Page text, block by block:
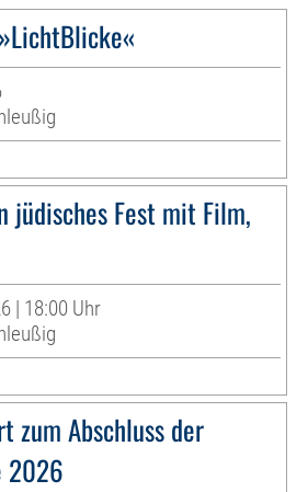
jüdisches Fest mit Film,
| 18:00 Uhr
zum Abschluss der
2026